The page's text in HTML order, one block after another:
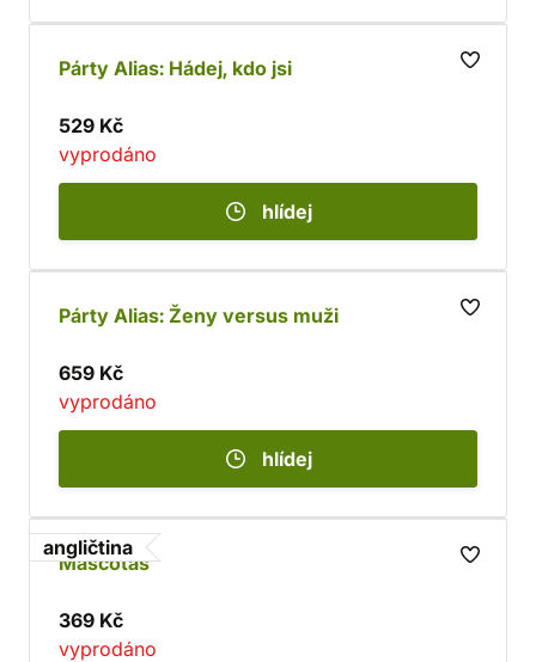
Párty Alias: Hádej, kdo jsi
529 Kč
vyprodáno
hlídej
Párty Alias: Ženy versus muži
659 Kč
vyprodáno
hlídej
angličtina
Mascotas
369 Kč
vyprodáno